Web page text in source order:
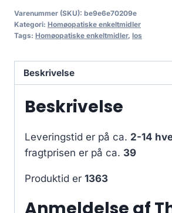
Varenummer (SKU): be9e6e70209e
Kategori: Homøopatiske enkeltmidler
Tags: Homøopatiske enkeltmidler, los
Beskrivelse
Beskrivelse
Leveringstid er på ca. 2-14
fragtprisen er på ca. 39
Produktid er 1363